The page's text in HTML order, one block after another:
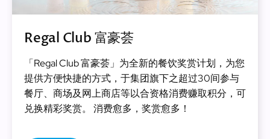
Regal Club 富豪荟
「Regal Club 富豪荟」为全新的餐饮奖赏计划，为您
提供方便快捷的方式，于集团旗下之超过30间参与
餐厅、商场及网上商店等以合资格消费赚取积分，可
兑换精彩奖赏。 消费愈多，奖赏愈多！